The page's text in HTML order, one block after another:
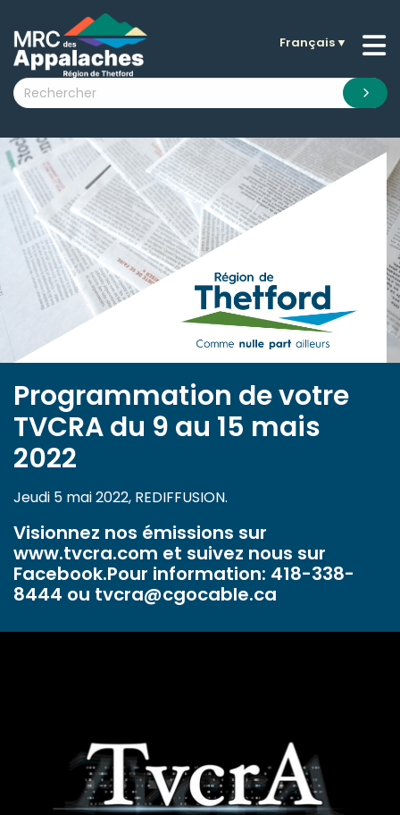
submenu (La MRC )
submenu (Citoyens )
submenu (Visiteurs )
submenu (Nouvelles )
submenu (Documentation )
Français▼
Programmation de votre
TVCRA du 9 au 15 mais
2022
Jeudi 5 mai 2022, REDIFFUSION.
Visionnez nos émissions sur
www.tvcra.com et suivez nous sur
Facebook.Pour information: 418-338-
8444 ou tvcra@cgocable.ca